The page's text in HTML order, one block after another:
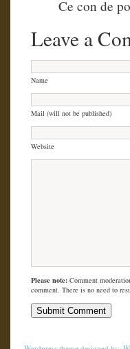
Ce con de
Leave a
Name
Mail (will not be published)
Website
Please note: Comment
comment. There is no need to